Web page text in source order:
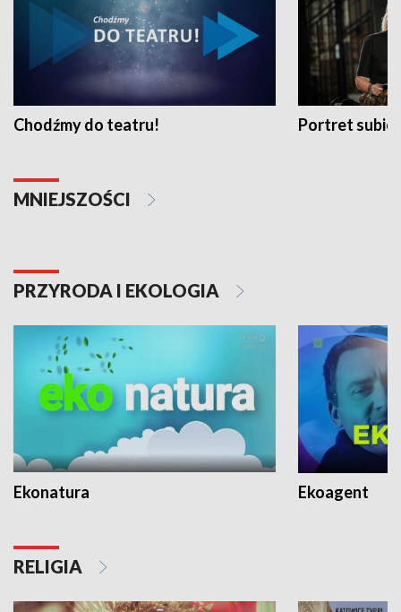
Chodźmy do teatru! Portret
MNIEJSZOŚCI
PRZYRODA I EKOLOGIA
Ekonatura Ekoagent
RELIGIA